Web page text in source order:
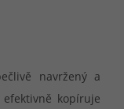
navržený a
efektivně kopíruje